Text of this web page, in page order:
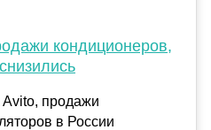
кондиционеров,
продажи
в России